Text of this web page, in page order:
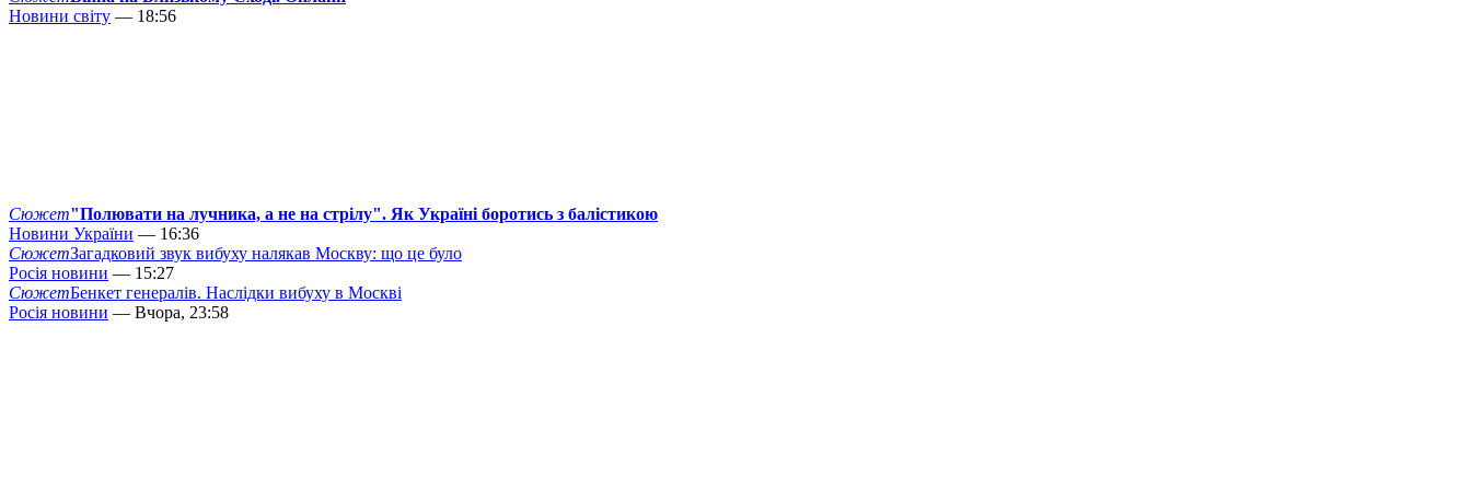
Новини світу — 18:56
Сюжет"Полювати на лучника, а не на стрілу". Як Україні боротись з балістикою
Новини України — 16:36
СюжетЗагадковий звук вибуху налякав Москву: що це було
Росія новини — 15:27
СюжетБенкет генералів. Наслідки вибуху в Москві
Росія новини — Вчора, 23:58